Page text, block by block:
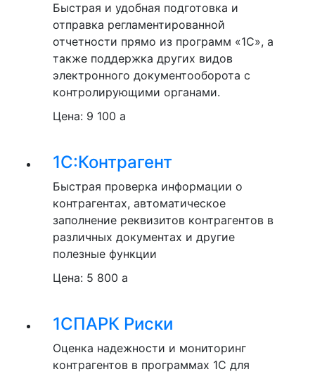
Быстрая и удобная подготовка и
отправка регламентированной
отчетности прямо из программ «1С», а
также поддержка других видов
электронного документооборота с
контролирующими органами.
Цена: 9 100 a
1С:Контрагент
Быстрая проверка информации о
контрагентах, автоматическое
заполнение реквизитов контрагентов в
различных документах и другие
полезные функции
Цена: 5 800 a
1СПАРК Риски
Оценка надежности и мониторинг
контрагентов в программах 1С для